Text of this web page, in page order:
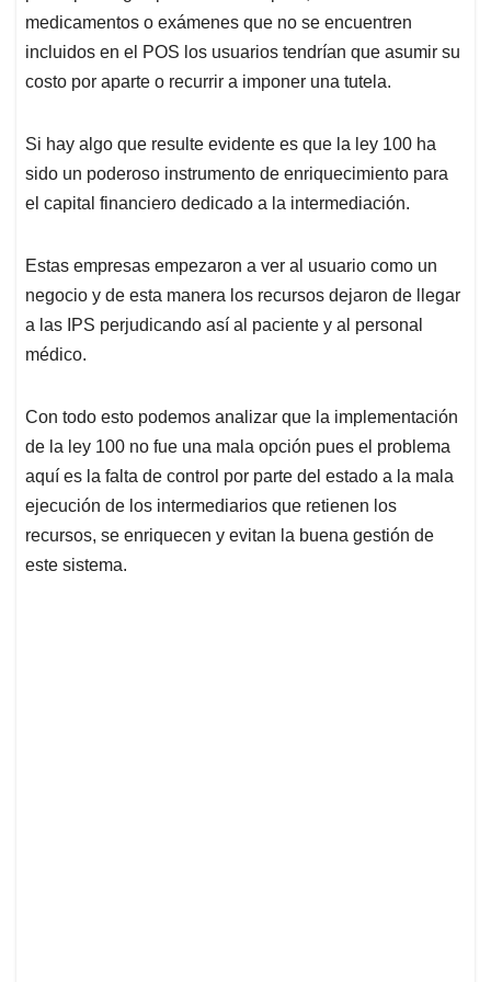
medicamentos o exámenes que no se encuentren
incluidos en el POS los usuarios tendrían que asumir su
costo por aparte o recurrir a imponer una tutela.
Si hay algo que resulte evidente es que la ley 100 ha
sido un poderoso instrumento de enriquecimiento para
el capital financiero dedicado a la intermediación.
Estas empresas empezaron a ver al usuario como un
negocio y de esta manera los recursos dejaron de llegar
a las IPS perjudicando así al paciente y al personal
médico.
Con todo esto podemos analizar que la implementación
de la ley 100 no fue una mala opción pues el problema
aquí es la falta de control por parte del estado a la mala
ejecución de los intermediarios que retienen los
recursos, se enriquecen y evitan la buena gestión de
este sistema.